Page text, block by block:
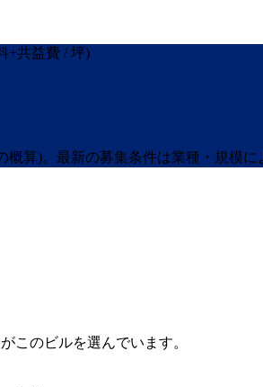
+共益費 / 坪)
算)。最新の募集条件は業種・規模に
このビルを選んでいます。